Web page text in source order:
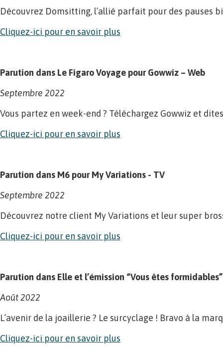
Découvrez Domsitting, l’allié parfait pour des pauses
Cliquez-ici pour en savoir plus
Parution dans Le Figaro Voyage pour Gowwiz – Web
Septembre 2022
Vous partez en week-end ? Téléchargez Gowwiz et
Cliquez-ici pour en savoir plus
Parution dans M6 pour My Variations - TV
Septembre 2022
Découvrez notre client My Variations et leur super
Cliquez-ici pour en savoir plus
Parution dans Elle et l’émission “Vous êtes
Août 2022
L’avenir de la joaillerie ? Le surcyclage ! Bravo à la
Cliquez-ici pour en savoir plus